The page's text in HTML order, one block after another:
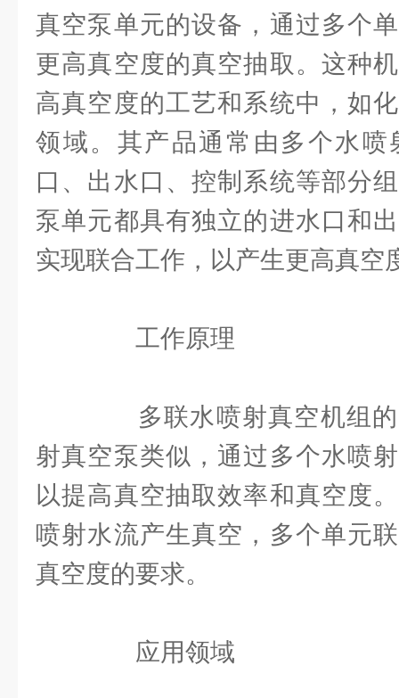
真空泵单元的设备，通过多个
更高真空度的真空抽取。这种
高真空度的工艺和系统中，如
领域。其产品通常由多个水喷
口、出水口、控制系统等部分
泵单元都具有独立的进水口和
实现联合工作，以产生更高真空
工作原理
多联水喷射真空机组的
射真空泵类似，通过多个水喷
以提高真空抽取效率和真空度
喷射水流产生真空，多个单元
真空度的要求。
应用领域